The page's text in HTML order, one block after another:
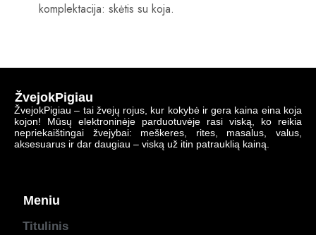
komplektacija: skėtis su koja.
ŽvejokPigiau
ŽvejokPigiau – tai žvejų rojus, kur kokybė ir gera kaina eina koja
kojon! Mūsų elektroninėje parduotuvėje rasi viską, ko reikia
nepriekaištingai žvejybai: meškeres, rites, masalus, valus,
aksesuarus ir dar daugiau – viską už itin patrauklią kainą.
Meniu
Titulinis